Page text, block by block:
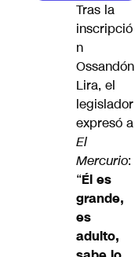
Tras la
inscripció
n
Ossandón
Lira, el
legislador
expresó a
El
Mercurio:
“Él es
grande,
es
adulto,